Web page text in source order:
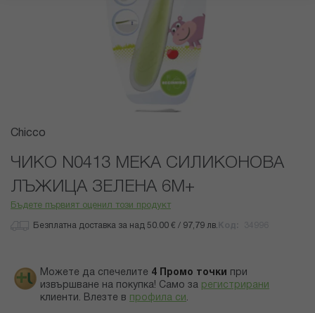
Преминете
началото
галерия
със
Chicco
ЧИКО N0413 МЕКА СИЛИКОНОВА
ЛЪЖИЦА ЗЕЛЕНА 6М+
Бъдете първият оценил този продукт
Безплатна доставка за над 50.00 € / 97,79 лв.
Можете да спечелите 4 Промо точки
при
извършване на покупка! Само за регистрирани
клиенти. Влезте в профила си .